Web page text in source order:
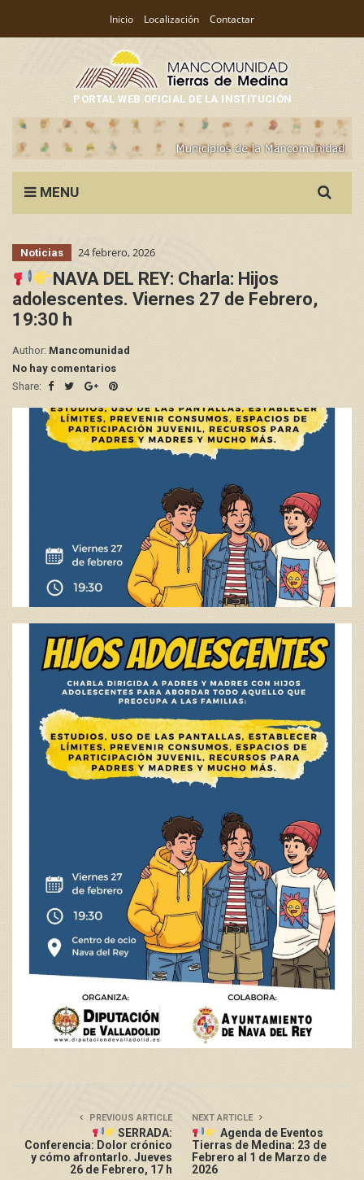
Inicio Localización Contactar
PORTAL WEB OFICIAL DE LA INSTITUCIÓN
MENU
for:
Noticias 24 febrero, 2026
NAVA DEL REY: Charla: Hijos
adolescentes. Viernes 27 de Febrero,
19:30 h
Author: Mancomunidad
No hay comentarios
Share:
PREVIOUS ARTICLE
SERRADA:
Conferencia: Dolor crónico
y cómo afrontarlo. Jueves
26 de Febrero, 17 h
NEXT ARTICLE
Agenda de Eventos
Tierras de Medina: 23 de
Febrero al 1 de Marzo de
2026